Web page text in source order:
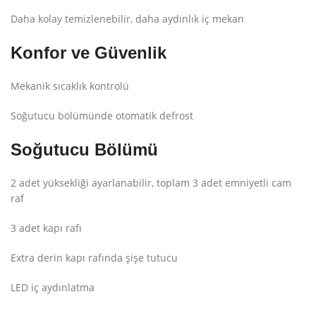
Daha kolay temizlenebilir, daha aydınlık iç mekan
Konfor ve Güvenlik
Mekanik sıcaklık kontrolü
Soğutucu bölümünde otomatik defrost
Soğutucu Bölümü
2 adet yüksekliği ayarlanabilir, toplam 3 adet emniyetli cam
raf
3 adet kapı rafı
Extra derin kapı rafında şişe tutucu
LED iç aydınlatma